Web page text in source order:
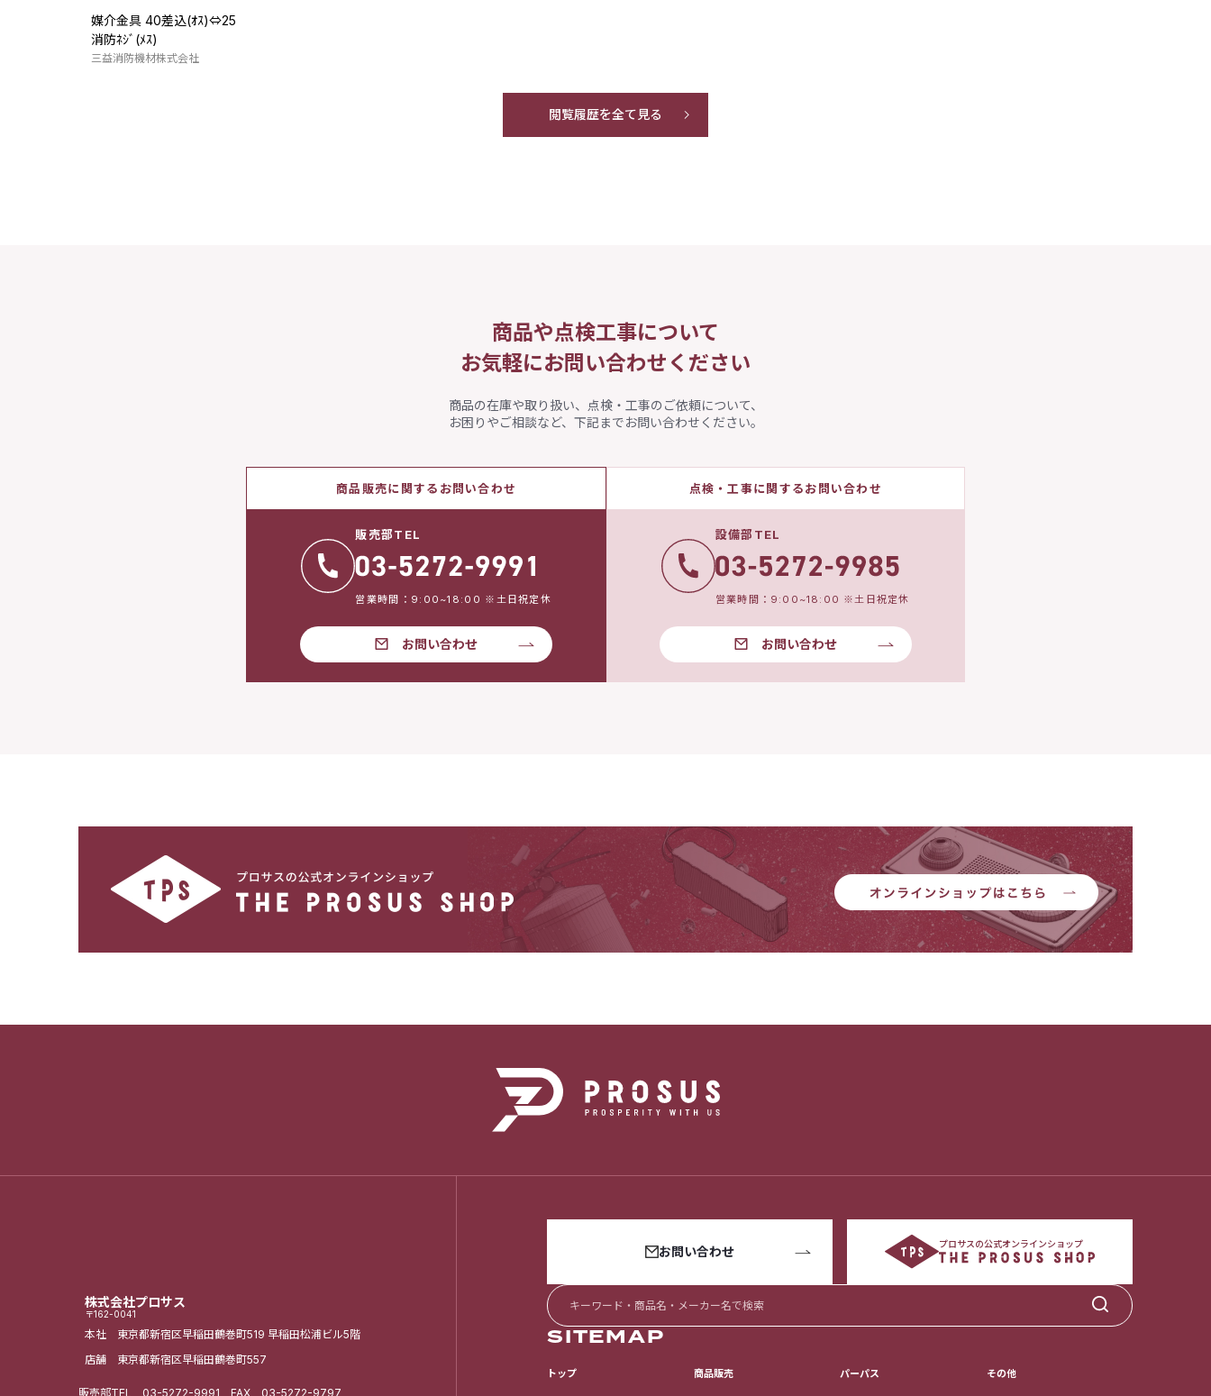
媒介金具 40差込(ｵｽ)⇔25
消防ﾈｼﾞ(ﾒｽ)
三益消防機材株式会社
閲覧履歴を全て見る
商品や点検工事について
お気軽にお問い合わせください
商品の在庫や取り扱い、点検・工事のご依頼について、
お困りやご相談など、下記までお問い合わせください。
商品販売に関するお問い合わせ
販売部TEL
営業時間：9:00~18:00 ※土日祝定休
お問い合わせ
点検・工事に関するお問い合わせ
設備部TEL
営業時間：9:00~18:00 ※土日祝定休
お問い合わせ
株式会社プロサス
〒162-0041
本社 東京都新宿区早稲田鶴巻町519 早稲田松浦ビル5階
店舗 東京都新宿区早稲田鶴巻町557
販売部TEL 03-5272-9991 FAX 03-5272-9797
お問い合わせ プロサスの公式オンラインショップ
SITEMAP
トップ 商品販売 パーパス その他